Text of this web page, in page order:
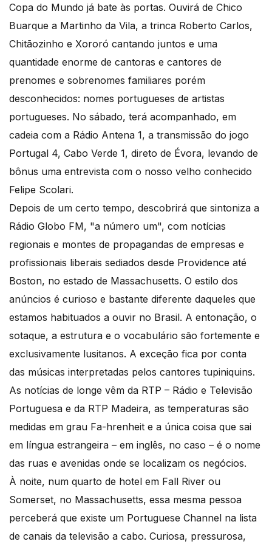
Copa do Mundo já bate às portas. Ouvirá de Chico
Buarque a Martinho da Vila, a trinca Roberto Carlos,
Chitãozinho e Xororó cantando juntos e uma
quantidade enorme de cantoras e cantores de
prenomes e sobrenomes familiares porém
desconhecidos: nomes portugueses de artistas
portugueses. No sábado, terá acompanhado, em
cadeia com a Rádio Antena 1, a transmissão do jogo
Portugal 4, Cabo Verde 1, direto de Évora, levando de
bônus uma entrevista com o nosso velho conhecido
Felipe Scolari.
Depois de um certo tempo, descobrirá que sintoniza a
Rádio Globo FM, "a número um", com notícias
regionais e montes de propagandas de empresas e
profissionais liberais sediados desde Providence até
Boston, no estado de Massachusetts. O estilo dos
anúncios é curioso e bastante diferente daqueles que
estamos habituados a ouvir no Brasil. A entonação, o
sotaque, a estrutura e o vocabulário são fortemente e
exclusivamente lusitanos. A exceção fica por conta
das músicas interpretadas pelos cantores tupiniquins.
As notícias de longe vêm da RTP – Rádio e Televisão
Portuguesa e da RTP Madeira, as temperaturas são
medidas em grau Fa-hrenheit e a única coisa que sai
em língua estrangeira – em inglês, no caso – é o nome
das ruas e avenidas onde se localizam os negócios.
À noite, num quarto de hotel em Fall River ou
Somerset, no Massachusetts, essa mesma pessoa
perceberá que existe um Portuguese Channel na lista
de canais da televisão a cabo. Curiosa, pressurosa,